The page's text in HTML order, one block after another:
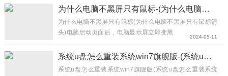
经没有不选组装机的理由，就连王思聪也是买组装电... 为什么电脑不黑屏只有鼠标-(为什么电脑不黑屏只有鼠标箭头)
为什么电脑不黑屏只有鼠标(为什么电脑不黑屏只有鼠标箭
头)电脑启动页面后，电脑显示屏立即变黑，最近总是有客
户反映他们的启动黑屏只有鼠标，所以只能关闭重启，发现
同样的常见故障情况，遇到这种情况你该怎么办？接下来，
2024-05-11
系统u盘怎么重装系统win7旗舰版-(系统u盘怎么重装系统win7旗舰版)
系统u盘怎么重装系统win7旗舰版(系统u盘怎么重装系统